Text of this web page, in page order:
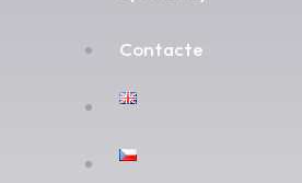
Contacte